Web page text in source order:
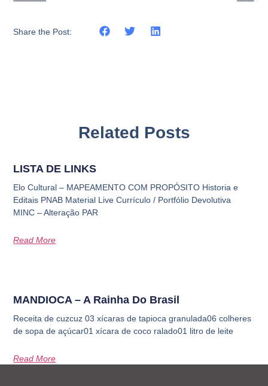
Share the Post:
Related Posts
LISTA DE LINKS
Elo Cultural – MAPEAMENTO COM PROPÓSITO Historia e
Editais PNAB Material Live Currículo / Portfólio Devolutiva
MINC – Alteração PAR
Read More
MANDIOCA – A Rainha Do Brasil
Receita de cuzcuz 03 xícaras de tapioca granulada06 colheres
de sopa de açúcar01 xícara de coco ralado01 litro de leite
Read More